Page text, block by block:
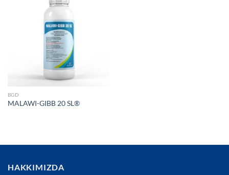
BGD
MALAWI-GIBB 20 SL®
HAKKIMIZDA